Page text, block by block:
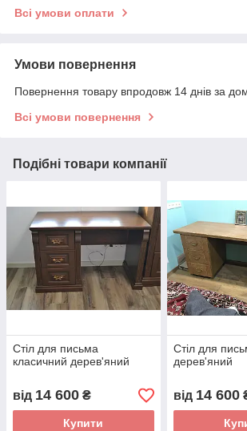
Всі умови оплати
Умови повернення
Повернення товару впродовж 14 днів за
Всі умови повернення
Подібні товари компанії
Стіл для письма
класичний дерев'яний
від 14 600 ₴
Купити
Стіл для
дерев'яний
від 14 600